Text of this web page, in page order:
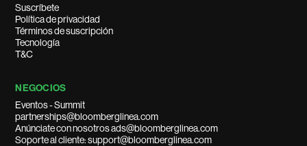
Suscríbete
Política de privacidad
Términos de suscripción
Tecnología
T&C
NEGOCIOS
Eventos - Summit
partnerships@bloomberglinea.com
Anúnciate con nosotros ads@bloomberglinea.com
Soporte al cliente: support@bloomberglinea.com